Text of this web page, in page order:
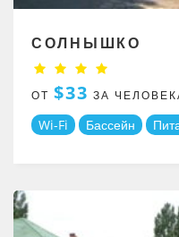
СОЛНЫШКО
ОТ $33 ЗА
Wi-Fi Бассейн